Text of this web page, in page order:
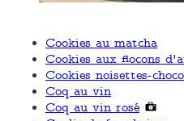
Cookies au matcha
Cookies aux flocons
Cookies noisettes-
Coq au vin
Coq au vin rosé